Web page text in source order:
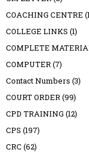
COACHING CENTRE
COLLEGE LINKS (1)
COMPLETE
COMPUTER (7)
Contact Numbers (3)
COURT ORDER (99)
CPD TRAINING (12)
CPS (197)
CRC (62)